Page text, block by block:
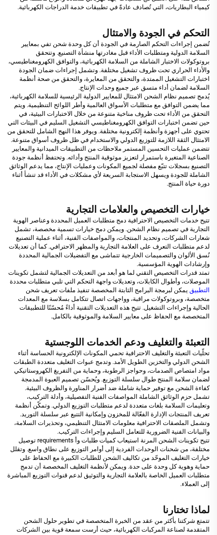
كيمياء البطاريات، التي تُصادف عادةً في تطبيقات خدمة الدراجات الكهربائية.
التحكم في الجودة والامتثال
تُضمن إجراءات التحكم الصارمة في الجودة أن كل وحدة شحن تفي بمعايير
السلامة الدولية ومتطلبات الأداء قبل مغادرتها منشأة التصنيع. وتتحقق
بروتوكولات الاختبار الشاملة من السلامة الكهربائية، والتوافق الكهرومغناطيسي،
والأداء الحراري تحت ظروف تشغيل مختلفة. وتشمل إجراءات ضمان الجودة
اختبارات التشغيل الممتدة، والتحقق من المعايرة، والتحقق من صحة أنظمة
السلامة لضمان أداء متسق عبر جميع وحدات الإنتاج.
يُدمج تصميم نظام الشحن الامتثال للمعايير الدولية الرئيسية للسلامة الكهربائية،
مما يضمن التوافق مع متطلبات الأسواق العالمية وأطر اللوائح التنظيمية. ويتم
التحقق من الأداء تحت ظروف مناخية متنوعة من خلال الاختبارات البيئية، في
حين تضمن اختبارات التوافق الكهرومغناطيسي التشغيل السليم في البيئات التي
تحتوي على أجهزة وأنظمة إلكترونية مختلفة. ويوفر هذا النهج الشامل للتحقق من
الامتثال الثقة اللازمة للتوزيع الدولي والاستخدام في ظل ظروف أسواق متنوعة.
تتضمن عمليات التحسين المستمر ملاحظات من التطبيقات الميدانية والمعايير
الصناعية المتغيرة باستمرار لتعزيز موثوقية المنتج وأدائه. وتحتفظ أنظمة جودة
التصنيع بسجلات تتبّع مفصلة لجميع المكونات وعمليات الإنتاج، مما يدعم الوثائق
الشاملة للجودة ويسهل الاستجابة السريعة لأي مشكلات في الأداء قد تنشأ أثناء
دورة حياة المنتج.
خيارات التخصيص والعلامات التجارية
تتيح خدمات التخصيص الاحترافية دمج متطلبات العميل المحددة وعناصر الهوية
التجارية في تصميم نظام الشحن. ويمكن دمج خيارات تسمية مخصصة، تشمل
شعارات الشركات، وتحديد المنتجات، والمواصفات الفنية، أثناء عملية التصنيع
لدعم متطلبات التعرف على العلامة التجارية والمظهر الاحترافي. كما أن تعديلات
نُسق الألوان والتصميمات الخارجية تتماشى مع التفضيلات الجمالية المحددة
وإرشادات الهوية المؤسسية.
تمتد قدرات التخصيص التقني لما هو أبعد من التعديلات الجمالية لتشمل تكوينات
الموصلات، وأطوال الكابلات، وتعديلات واجهة التحكم التي تلبي متطلبات محددة
التطبيق يمكن لبرمجة البرامج الثابتة المخصصة تنفيذ ملفات تعريف شحن
متخصصة، وبروتوكولات مراقبة، وواجهات اتصال تتكامل بسلاسة مع المعدات
الحالية وإجراءات التشغيل. تتيح هذه التعديلات التقنية أداءً مُحسّنًا للتطبيقات
المتخصصة مع الحفاظ على معايير السلامة والموثوقية بالكامل.
التعبئة والتغليف ودعم الخدمات اللوجستية
تحلّيات التعبئة والتغليف الاحترافية تحمي المكونات الإلكترونية الحساسة أثناء
الشحن الدولي والتخزين الطويل الأمد. وتدمج عبوات التغليف متعددة الطبقات
مواد امتصاص الصدمات، وحواجز الرطوبة، وحماية من التفريغ الكهروستاتيكي
لضمان سلامة المنتج طوال سلسلة التوزيع. ويُحسّن تصميم العبوة المدمجة
كفاءة الشحن مع توفير حماية شاملة ضد أضرار المناورة والظروف البيئية.
تشمل حزم الوثائق الشاملة المواصفات الفنية التفصيلية، وأدلة التركيب،
وتعليمات السلامة بلغات متعددة لدعم متطلبات التوزيع الدولي. وتمكّن أنظمة
تعريف المنتجات الإدارة الفعّالة للمخزون وإمكانية التتبع عبر سلسلة التوريد.
وتشمل الملصقات الاحترافية معلومات الامتثال التنظيمي، وتحذيرات السلامة،
والبيانات الفنية الضرورية للتعامل السليم وإجراءات التركيب.
تتيح تكوينات الشحن المرنة استيعاب كميات طلبات وأ requirements توصيل
مختلفة، من شحنات الوحدات الفردية إلى أوامر التوزيع على نطاق واسع. وتقلل
خيارات التغليف الموحّد من تكاليف الشحن للطلبات الكبيرة مع الحفاظ على
حماية وهوية كل وحدة على حدة. ويمكن لأنظمة التغليف المخصصة أن تدمج
متطلبات العميل الخاصة بالعلامة التجارية والتوثيق لدعم قنوات التوزيع المباشرة
إلى العملاء.
لماذا تختارنا
تتمتع شركتنا بأكثر من عقد من الخبرة المتخصصة في تطوير حلول الشحن
المتقدمة لصناعة المركبات الكهربائية، حيث أرست سمعة قوية بين الشركات